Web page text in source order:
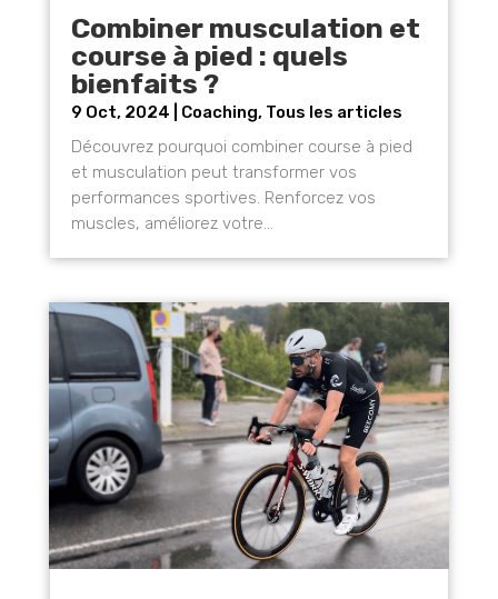
Combiner musculation et
course à pied : quels
bienfaits ?
9 Oct, 2024 Coaching, Tous les articles
Découvrez pourquoi combiner course à pied
et musculation peut transformer vos
performances sportives. Renforcez vos
muscles, améliorez votre...